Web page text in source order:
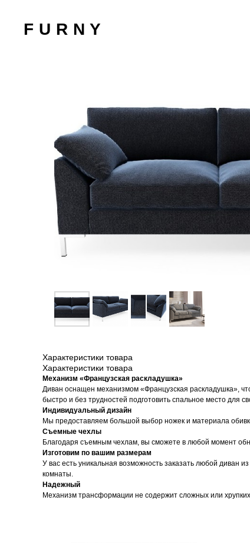
F U R N Y
Характеристики товара
Характеристики товара
Механизм «Французская раскладушка»
Диван оснащен механизмом «Французская раскладушка»,
быстро и без трудностей подготовить спальное место для
Индивидуальный дизайн
Мы предоставляем большой выбор ножек и материала
Съемные чехлы
Благодаря съемным чехлам, вы сможете в любой момент
Изготовим по вашим размерам
У вас есть уникальная возможность заказать любой
комнаты.
Надежный
Механизм трансформации не содержит сложных или